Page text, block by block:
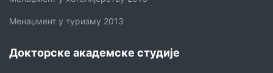
Менаџмент у туризму 2013
Докторске академске студије